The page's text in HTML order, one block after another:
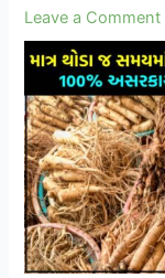
Leave a Comment